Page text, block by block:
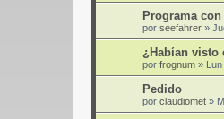
Programa
por seefahrer »
¿Habían visto
por frognum »
Pedido
por claudiomet »